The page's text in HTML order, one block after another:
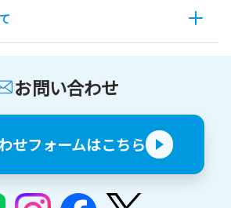
お問い合わせ
せフォームはこちら